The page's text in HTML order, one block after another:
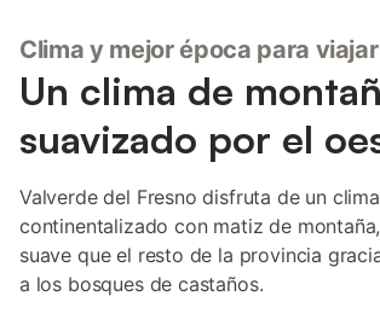
Clima y mejor época para viajar
Un clima de
suavizado por el
Valverde del Fresno disfruta de un
continentalizado con matiz de
suave que el resto de la provincia
a los bosques de castaños.